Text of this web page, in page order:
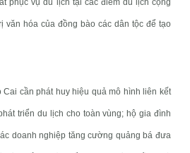
phục vụ du lịch tại các điểm du lịch cộng
hóa của đồng bào các dân tộc để tạo
cần phát huy hiệu quả mô hình liên kết
triển du lịch cho toàn vùng; hộ gia đình
doanh nghiệp tăng cường quảng bá đưa